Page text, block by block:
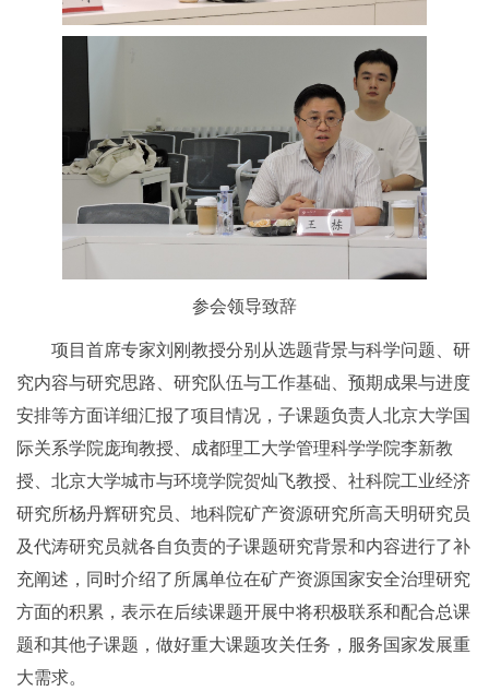
参会领导致辞
项目首席专家刘刚教授分别从选题背景与科学问题、研
究内容与研究思路、研究队伍与工作基础、预期成果与进度
安排等方面详细汇报了项目情况，子课题负责人北京大学国
际关系学院庞珣教授、成都理工大学管理科学学院李新教
授、北京大学城市与环境学院贺灿飞教授、社科院工业经济
研究所杨丹辉研究员、地科院矿产资源研究所高天明研究员
及代涛研究员就各自负责的子课题研究背景和内容进行了补
充阐述，同时介绍了所属单位在矿产资源国家安全治理研究
方面的积累，表示在后续课题开展中将积极联系和配合总课
题和其他子课题，做好重大课题攻关任务，服务国家发展重
大需求。